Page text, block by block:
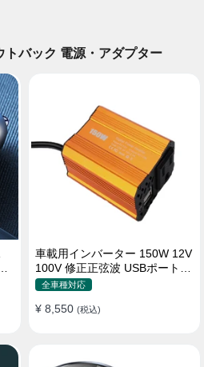
トバック 電源・アダプター
車載用インバーター 150W 12V
100V 修正正弦波 USBポート2
口 コンバーター 防災用品 チャ
全車種対応
¥ 8,550 (税込)